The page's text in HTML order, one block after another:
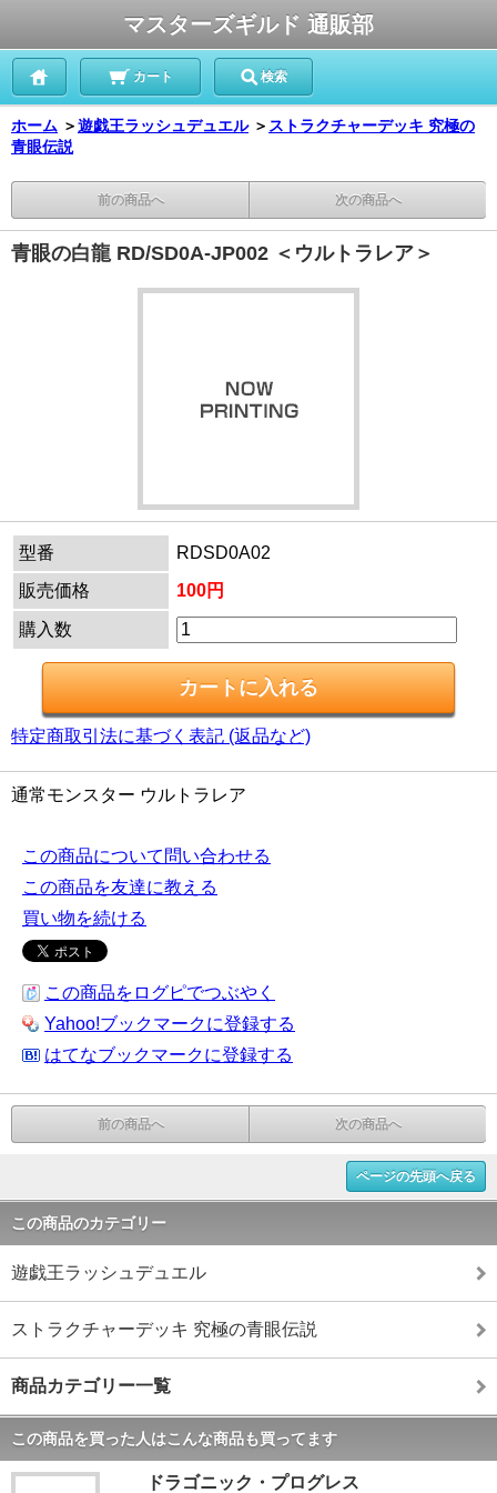
マスターズギルド 通販部
カート 検索
ホーム ＞遊戯王ラッシュデュエル ＞ ストラクチャーデッキ 究極の
青眼伝説
前の商品へ 次の商品へ
青眼の白龍 RD/SD0A-JP002 ＜ウルトラレア＞
型番
RDSD0A02
販売価格
100円
購入数
特定商取引法に基づく表記 (返品など)
通常モンスター ウルトラレア
この商品について問い合わせる
この商品を友達に教える
買い物を続ける
この商品をログピでつぶやく
Yahoo!ブックマークに登録する
はてなブックマークに登録する
前の商品へ 次の商品へ
ページの先頭へ戻る
この商品のカテゴリー
遊戯王ラッシュデュエル
ストラクチャーデッキ 究極の青眼伝説
商品カテゴリー一覧
この商品を買った人はこんな商品も買ってます
ドラゴニック・プログレス